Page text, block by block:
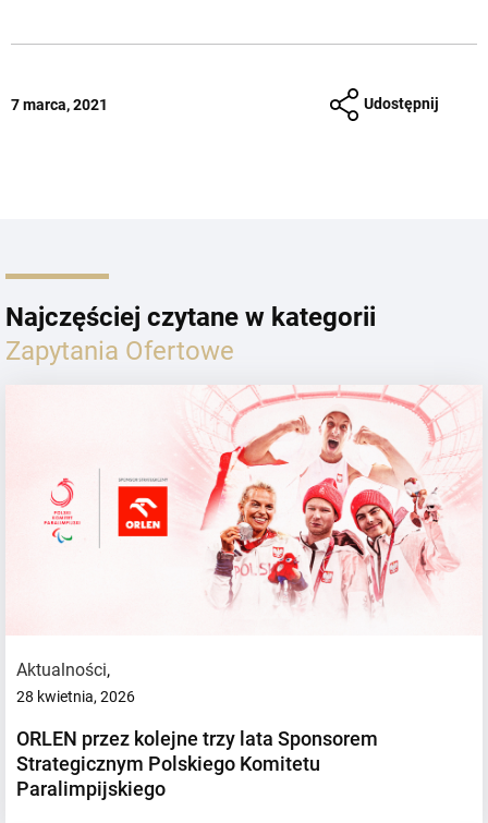
7 marca, 2021 Udostępnij
Najczęściej czytane w kategorii
Zapytania Ofertowe
Aktualności,
28 kwietnia, 2026
ORLEN przez kolejne trzy lata Sponsorem
Strategicznym Polskiego Komitetu
Paralimpijskiego